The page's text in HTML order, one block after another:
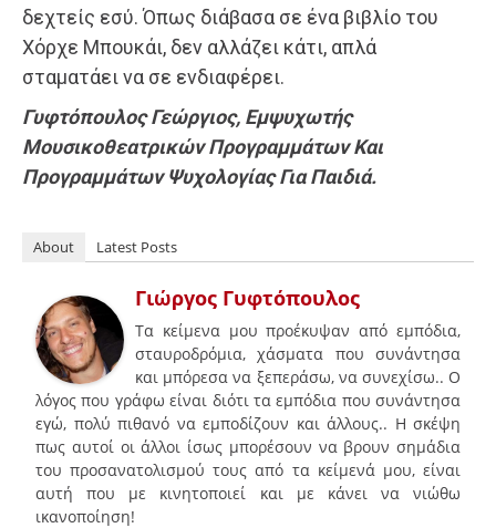
δεχτείς εσύ. Όπως διάβασα σε ένα βιβλίο του
Χόρχε Μπουκάι, δεν αλλάζει κάτι, απλά
σταματάει να σε ενδιαφέρει.
Γυφτόπουλος Γεώργιος, Εμψυχωτής
Μουσικοθεατρικών Προγραμμάτων Και
Προγραμμάτων Ψυχολογίας Για Παιδιά.
About Latest Posts
Γιώργος Γυφτόπουλος
Τα κείμενα μου προέκυψαν από εμπόδια,
σταυροδρόμια, χάσματα που συνάντησα
και μπόρεσα να ξεπεράσω, να συνεχίσω.. Ο
λόγος που γράφω είναι διότι τα εμπόδια που συνάντησα
εγώ, πολύ πιθανό να εμποδίζουν και άλλους.. Η σκέψη
πως αυτοί οι άλλοι ίσως μπορέσουν να βρουν σημάδια
του προσανατολισμού τους από τα κείμενά μου, είναι
αυτή που με κινητοποιεί και με κάνει να νιώθω
ικανοποίηση!